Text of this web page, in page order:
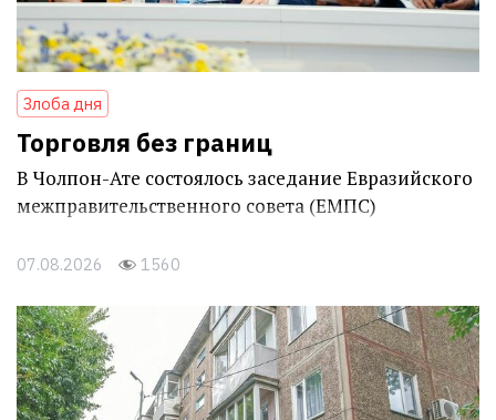
Злоба дня
Торговля без границ
В Чолпон-Ате состоялось заседание Евразийского
межправительственного совета (ЕМПС)
07.08.2026 1560